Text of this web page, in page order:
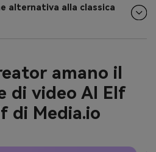
alternativa alla classica
amano il
di video AI Elf
di Media.io